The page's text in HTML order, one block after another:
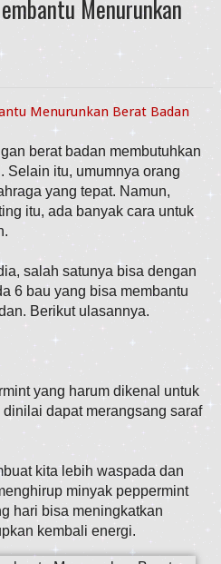
Menurunkan
berat badan membutuhkan
Selain itu, umumnya orang
yang tepat. Namun,
itu, ada banyak cara untuk
salah satunya bisa dengan
6 bau yang bisa membantu
Berikut ulasannya.
yang harum dikenal untuk
dapat merangsang saraf
kita lebih waspada dan
minyak peppermint
hari bisa meningkatkan
kembali energi.